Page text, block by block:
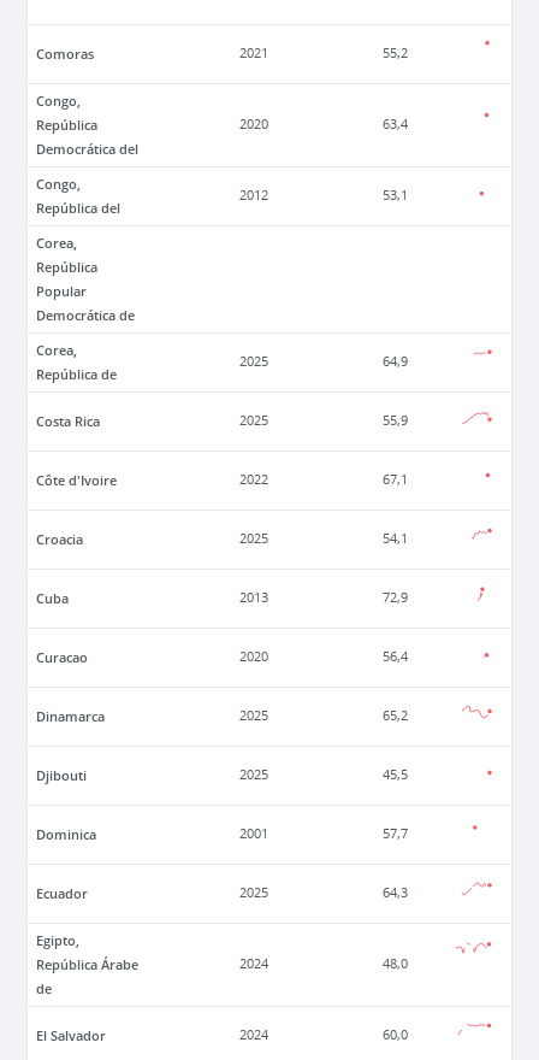
Comoras 2021 55,2
Congo,
República
Democrática del
2020 63,4
Congo,
República del
2012 53,1
Corea,
República
Popular
Democrática de
Corea,
República de
2025 64,9
Costa Rica 2025 55,9
Côte d'Ivoire 2022 67,1
Croacia 2025 54,1
Cuba 2013 72,9
Curacao 2020 56,4
Dinamarca 2025 65,2
Djibouti 2025 45,5
Dominica 2001 57,7
Ecuador 2025 64,3
Egipto,
República Árabe
de
2024 48,0
El Salvador 2024 60,0